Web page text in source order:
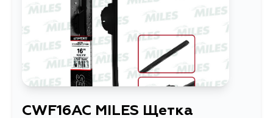
CWF16AC MILES Щетка